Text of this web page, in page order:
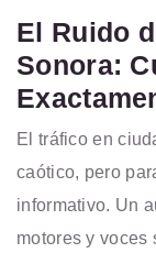
El Ruido
Sonora:
El tráfico en
caótico, pero
informativo. Un
motores y voces